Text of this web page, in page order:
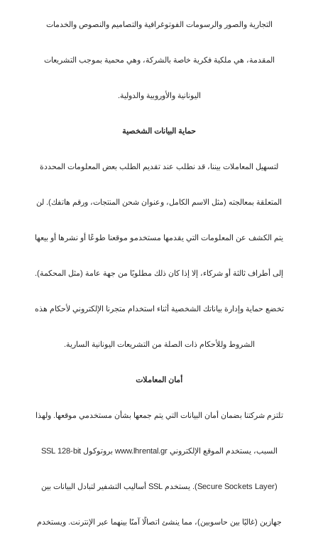
التجارية والصور والرسومات الفوتوغرافية والتصاميم والنصوص والخدمات
المقدمة، هي ملكية فكرية خاصة بالشركة، وهي محمية بموجب التشريعات
اليونانية والأوروبية والدولية.
حماية البيانات الشخصية
لتسهيل المعاملات بيننا، قد نطلب عند تقديم الطلب بعض المعلومات المحددة
المتعلقة بمعالجته (مثل الاسم الكامل، وعنوان شحن المنتجات، ورقم هاتفك). لن
يتم الكشف عن المعلومات التي يقدمها مستخدمو موقعنا طوعًا أو نشرها أو بيعها
إلى أطراف ثالثة أو شركاء، إلا إذا كان ذلك مطلوبًا من جهة عامة (مثل المحكمة).
تخضع حماية وإدارة بياناتك الشخصية أثناء استخدام متجرنا الإلكتروني لأحكام هذه
الشروط وللأحكام ذات الصلة من التشريعات اليونانية السارية.
أمان المعاملات
تلتزم شركتنا بضمان أمان البيانات التي يتم جمعها بشأن مستخدمي موقعها. ولهذا
السبب، يستخدم الموقع الإلكتروني www.lhrental.gr بروتوكول SSL 128-bit
(Secure Sockets Layer). يستخدم SSL أساليب التشفير لتبادل البيانات بين
جهازين (غالبًا بين حاسوبين)، مما ينشئ اتصالًا آمنًا بينهما عبر الإنترنت. ويستخدم